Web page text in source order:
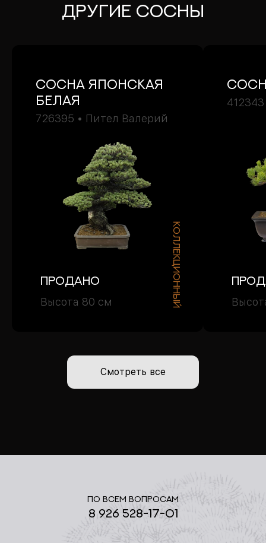
ДРУГИЕ Сосны
Сосна японская
белая
726395 • Пител Валерий
Продано
Высота 80 см
КОЛЛЕКЦИОННЫЙ
Смотреть все
По всем вопросам
8 926 528-17-01